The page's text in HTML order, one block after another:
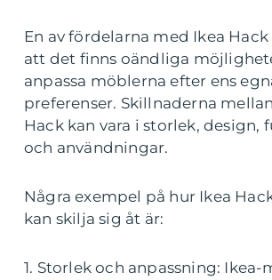
En av fördelarna med Ikea
att det finns oändliga
anpassa möblerna efter ens
preferenser. Skillnaderna
Hack kan vara i storlek, design,
och användningar.
Några exempel på hur Ikea
kan skilja sig åt är:
1. Storlek och anpassning: Ikea-